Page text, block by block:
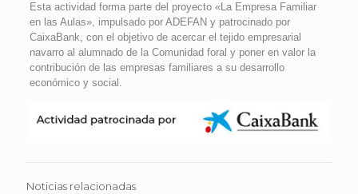
Esta actividad forma parte del proyecto «La Empresa Familiar
en las Aulas», impulsado por ADEFAN y patrocinado por
CaixaBank, con el objetivo de acercar el tejido empresarial
navarro al alumnado de la Comunidad foral y poner en valor la
contribución de las empresas familiares a su desarrollo
económico y social.
Noticias relacionadas